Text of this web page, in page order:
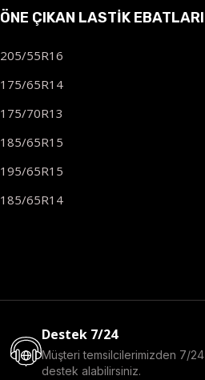
ÖNE ÇIKAN LASTIK EBATLARI
205/55R16
175/65R14
175/70R13
185/65R15
195/65R15
185/65R14
Destek 7/24
Müşteri temsilcilerimizden 7/24
destek alabilirsiniz.